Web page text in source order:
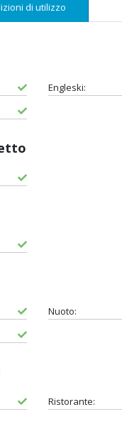
di utilizzo
Engleski:
Nuoto:
Ristorante: